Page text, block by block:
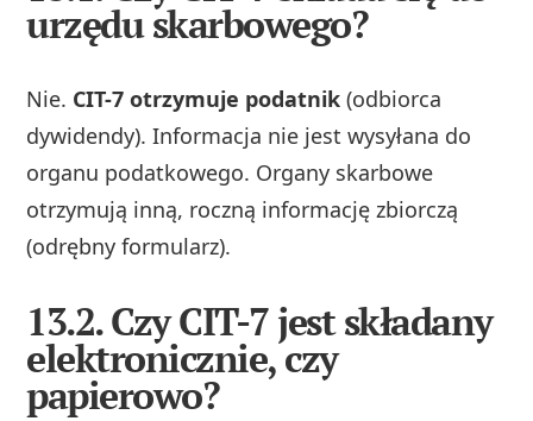
urzędu skarbowego?
Nie. CIT-7 otrzymuje podatnik (odbiorca
dywidendy). Informacja nie jest wysyłana do
organu podatkowego. Organy skarbowe
otrzymują inną, roczną informację zbiorczą
(odrębny formularz).
13.2. Czy CIT-7 jest składany
elektronicznie, czy
papierowo?